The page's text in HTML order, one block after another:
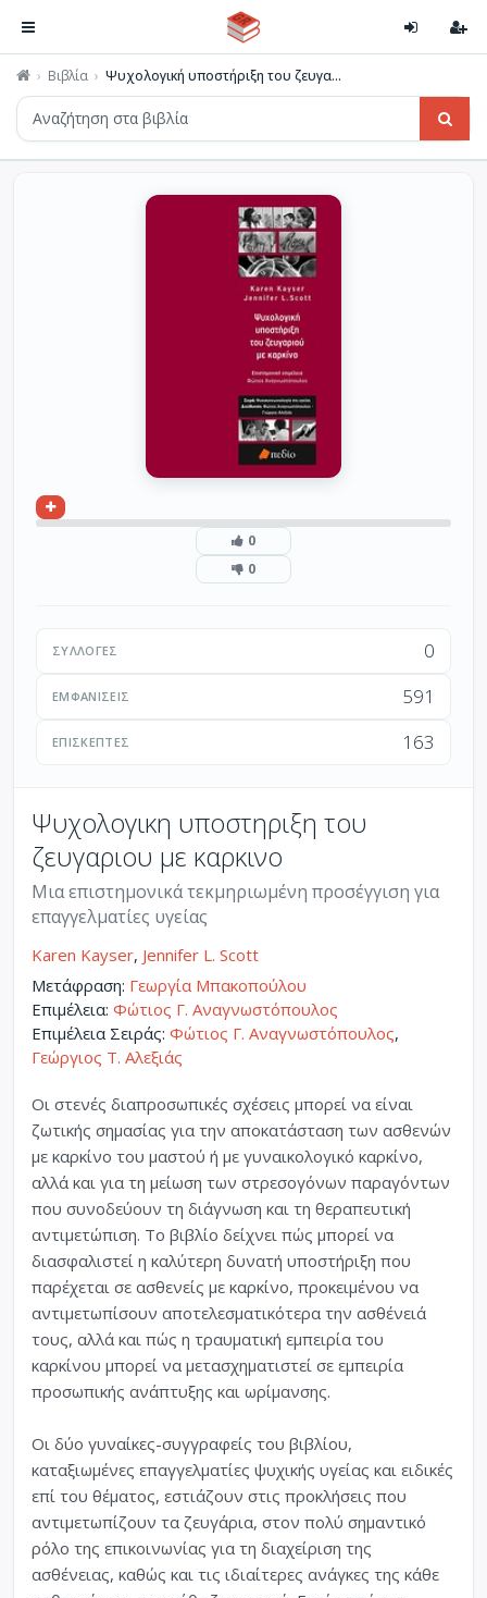
Βιβλία Ψυχολογική υποστήριξη του ζευγα...
0
0
ΣΥΛΛΟΓΈΣ 0
ΕΜΦΑΝΊΣΕΙΣ 591
ΕΠΙΣΚΈΠΤΕΣ 163
Ψυχολογικη υποστηριξη του
ζευγαριου με καρκινο
Μια επιστημονικά τεκμηριωμένη προσέγγιση για
επαγγελματίες υγείας
Karen Kayser, Jennifer L. Scott
Μετάφραση: Γεωργία Μπακοπούλου
Επιμέλεια: Φώτιος Γ. Αναγνωστόπουλος
Επιμέλεια Σειράς: Φώτιος Γ. Αναγνωστόπουλος,
Γεώργιος Τ. Αλεξιάς
Οι στενές διαπροσωπικές σχέσεις μπορεί να είναι
ζωτικής σημασίας για την αποκατάσταση των ασθενών
με καρκίνο του μαστού ή με γυναικολογικό καρκίνο,
αλλά και για τη μείωση των στρεσογόνων παραγόντων
που συνοδεύουν τη διάγνωση και τη θεραπευτική
αντιμετώπιση. Το βιβλίο δείχνει πώς μπορεί να
διασφαλιστεί η καλύτερη δυνατή υποστήριξη που
παρέχεται σε ασθενείς με καρκίνο, προκειμένου να
αντιμετωπίσουν αποτελεσματικότερα την ασθένειά
τους, αλλά και πώς η τραυματική εμπειρία του
καρκίνου μπορεί να μετασχηματιστεί σε εμπειρία
προσωπικής ανάπτυξης και ωρίμανσης.
Οι δύο γυναίκες-συγγραφείς του βιβλίου,
καταξιωμένες επαγγελματίες ψυχικής υγείας και ειδικές
επί του θέματος, εστιάζουν στις προκλήσεις που
αντιμετωπίζουν τα ζευγάρια, στον πολύ σημαντικό
ρόλο της επικοινωνίας για τη διαχείριση της
ασθένειας, καθώς και τις ιδιαίτερες ανάγκες της κάθε